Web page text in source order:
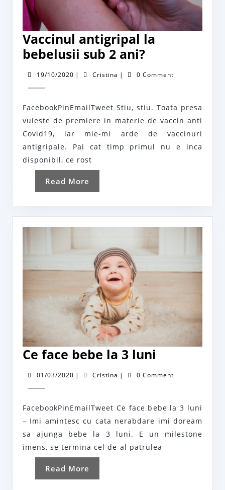
Vaccinul antigripal la
bebelusii sub 2 ani?Vaccinul
antigripal
sub
2
ani?
19/10/2020 19/10/2020
| Cristina Cristina
| 0 Comment
FacebookPinEmailTweet Stiu, stiu. Toata presa
vuieste de premiere in materie de vaccin anti
Covid19, iar mie-mi arde de vaccinuri
antigripale. Pai cat timp primul nu e inca
disponibil, ce rost
Read More
More
Ce face bebe la 3 luni
3
luni
01/03/2020 01/03/2020
| Cristina Cristina
| 0 Comment
FacebookPinEmailTweet Ce face bebe la 3 luni
– Imi amintesc cu cata nerabdare imi doream
sa ajunga bebe la 3 luni. E un milestone
imens, se termina cel de-al patrulea
Read More
More